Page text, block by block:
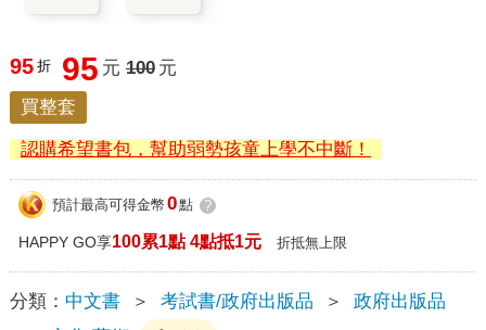
95 折 95 元 100 元
買整套
認購希望書包，幫助弱勢孩童上學不中斷！
預計最高可得金幣 0點 ?
HAPPY GO享100累1點 4點抵1元 折抵無上限
分類： 中文書 ＞ 考試書/政府出版品 ＞
政府出版品